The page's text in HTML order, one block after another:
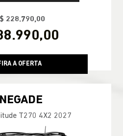
228.790,00
A OFERTA
T270 4X2 2027